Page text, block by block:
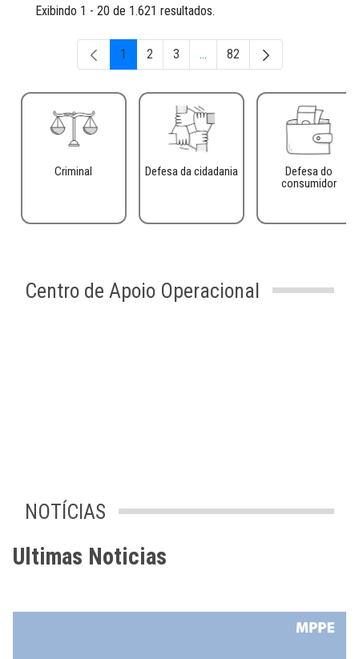
Exibindo 1 - 20 de 1.621 resultados.
Página
1 Página
2 Página
3 ...Páginas intermediárias Usar
Página
82
Criminal Defesa da cidadania
Defesa do
consumidor
Centro de Apoio Operacional
NOTÍCIAS
Ultimas Noticias